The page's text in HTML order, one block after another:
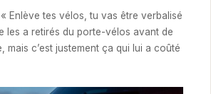
« Enlève tes vélos, tu vas être verbalisé
les a retirés du porte-vélos avant de
mais c’est justement ça qui lui a coûté